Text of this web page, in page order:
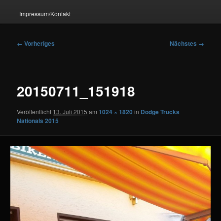
Impressum/Kontakt
Bilder-
← Vorheriges Nächstes →
20150711_151918
Veröffentlicht 13. Juli 2015 am1024 × 1820 in Dodge Trucks
Nationals 2015